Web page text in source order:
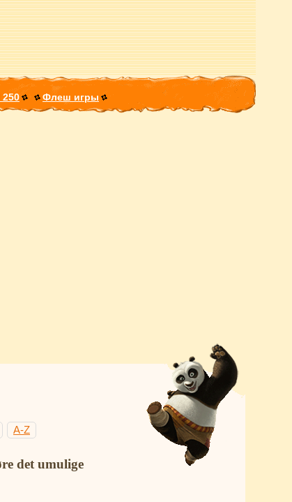
Флеш игры
A-Z
det umulige